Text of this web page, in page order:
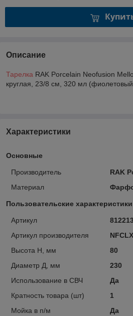
Описание
Тарелка RAK Porcelain Neofusion
круглая, 23/8 см, 320 мл
Характеристики
Основные
Производитель
RAK
Материал
Пользовательские характеристики
Артикул
Артикул производителя
Высота H, мм
80
Диаметр Д, мм
230
Использование в СВЧ
Да
Кратность товара (шт)
1
Мойка в п/м
Да